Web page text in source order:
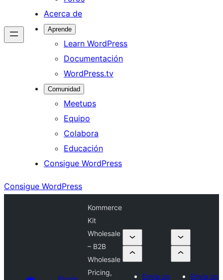
Acerca de
Aprende
Learn WordPress
Documentación
WordPress.tv
Comunidad
Meetups
Equipo
Colabora
Educación
Consigue WordPress
Consigue WordPress
Kommerce
Kit
Wholesale
– B2B
Wholesale
Pricing,
Envía un
Envía un